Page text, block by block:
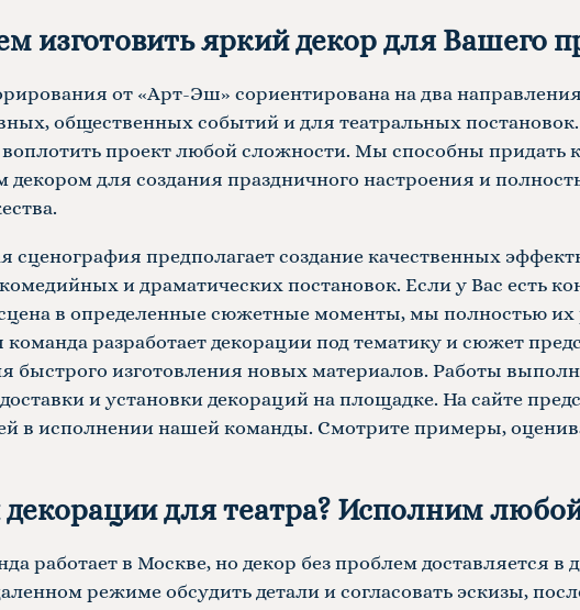
изготовить яркий декор для Вашего
от «Арт-Эш» сориентирована на два
общественных событий и для театральных
проект любой сложности. Мы способны придать
для создания праздничного настроения и
сценография предполагает создание качественных
и драматических постановок. Если у Вас есть
в определенные сюжетные моменты, мы полностью их
команда разработает декорации под тематику и сюжет
быстрого изготовления новых материалов. Работы
и установки декораций на площадке. На сайте
в исполнении нашей команды. Смотрите примеры,
для театра? Исполним
работает в Москве, но декор без проблем доставляется
режиме обсудить детали и согласовать эскизы,